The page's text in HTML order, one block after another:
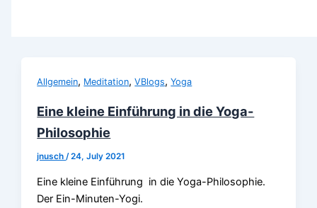
Allgemein, Meditation,VBlogs,Yoga
Eine kleine Einführung in die Yoga-
Philosophie
jnusch/24, July 2021
Eine kleine Einführung in die Yoga-Philosophie.
Der Ein-Minuten-Yogi.